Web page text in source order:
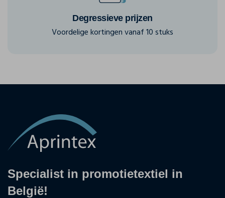
Degressieve prijzen
Voordelige kortingen vanaf 10 stuks
Specialist in promotietextiel in
België!